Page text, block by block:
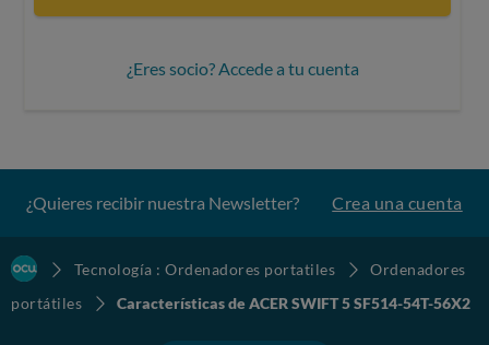
¿Eres socio? Accede a tu cuenta
¿Quieres recibir nuestra Newsletter? Crea una cuenta
Tecnología : Ordenadores portatiles
Ordenadores
portátiles
Características de ACER SWIFT 5 SF514-54T-56X2